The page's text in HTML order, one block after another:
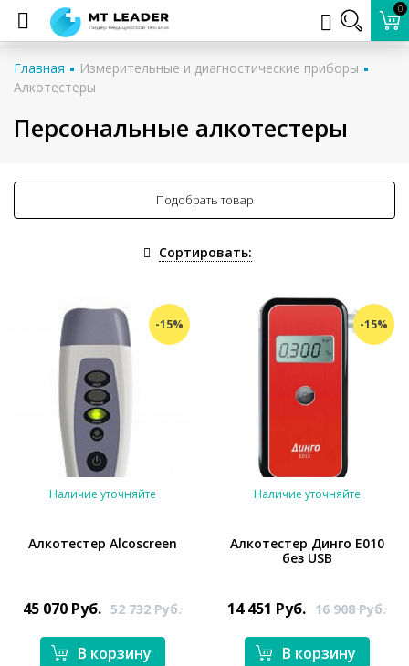
0
Главная
Измерительные и диагностические приборы
Алкотестеры
Персональные алкотестеры
Подобрать товар
Сортировать:
-15%
Наличие уточняйте
Алкотестер Alcoscreen
45 070 Руб. 52 732Руб.
В корзину
-15%
Наличие уточняйте
Алкотестер Динго Е010
без USB
14 451 Руб. 16 908Руб.
В корзину